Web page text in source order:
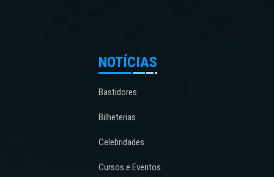
NOTÍCIAS
Bastidores
Bilheterias
Celebridades
Cursos e Eventos